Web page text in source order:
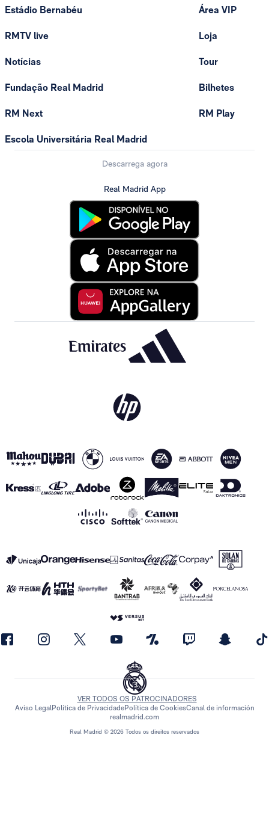
Estádio Bernabéu
RMTV live
Notícias
Fundação Real Madrid
RM Next
Escola Universitária Real Madrid
Área VIP
Loja
Tour
Bilhetes
RM Play
Descarrega agora
Real Madrid App
Real Madrid © 2026 Todos os direitos reservados
VER TODOS OS PATROCINADORES
Aviso LegalPolítica de PrivacidadePolítica de CookiesCanal de información
realmadrid.com